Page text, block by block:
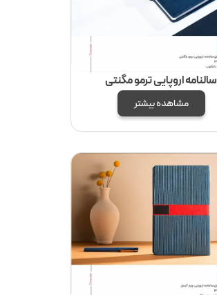
سالنامه اروپایی ترمو مگنتی
مشاهده بیشتر